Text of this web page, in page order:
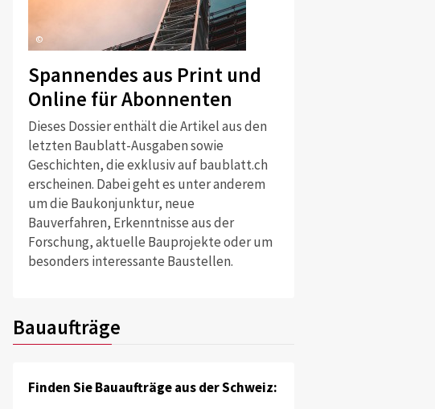
©
Spannendes aus Print und
Online für Abonnenten
Dieses Dossier enthält die Artikel aus den
letzten Baublatt-Ausgaben sowie
Geschichten, die exklusiv auf baublatt.ch
erscheinen. Dabei geht es unter anderem
um die Baukonjunktur, neue
Bauverfahren, Erkenntnisse aus der
Forschung, aktuelle Bauprojekte oder um
besonders interessante Baustellen.
Bauaufträge
Finden Sie Bauaufträge aus der Schweiz: